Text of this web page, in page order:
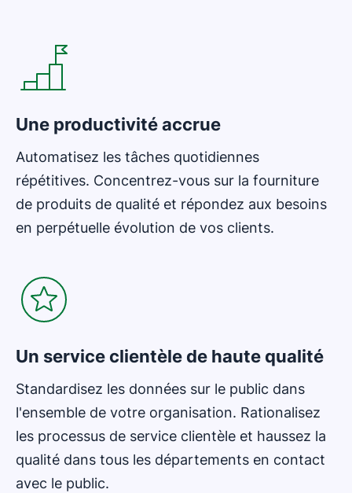
Une productivité accrue
Automatisez les tâches quotidiennes
répétitives. Concentrez-vous sur la fourniture
de produits de qualité et répondez aux besoins
en perpétuelle évolution de vos clients.
Un service clientèle de haute qualité
Standardisez les données sur le public dans
l'ensemble de votre organisation. Rationalisez
les processus de service clientèle et haussez la
qualité dans tous les départements en contact
avec le public.